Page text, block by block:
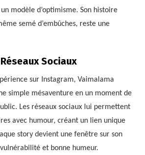
modèle d’optimisme. Son histoire
semé d’embûches, reste une
Sociaux
sur Instagram, Vaimalama
simple mésaventure en un moment de
Les réseaux sociaux lui permettent
avec humour, créant un lien unique
story devient une fenêtre sur son
et bonne humeur.